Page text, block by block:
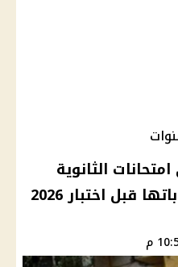
الثانوية
قبل اختبار 2026